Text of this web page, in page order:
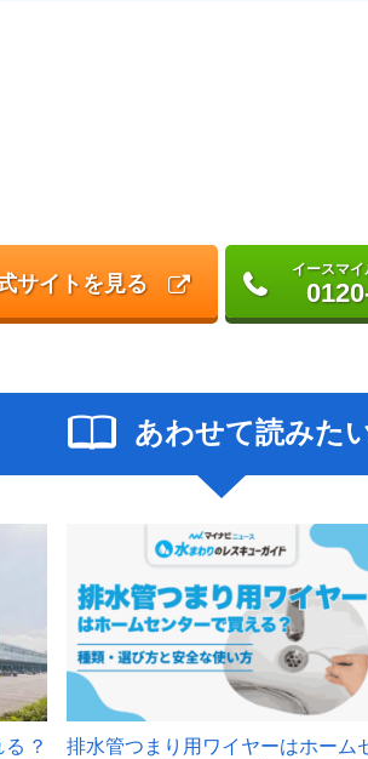
サイトを見る
イースマ
あわせて読みた
？
排水管つまり用ワイヤーはホーム